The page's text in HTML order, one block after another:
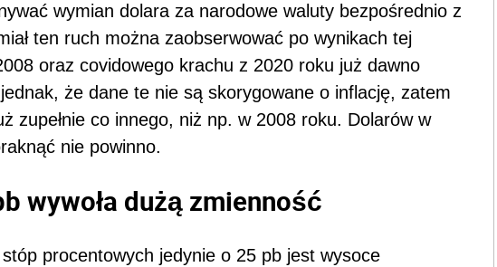
wymian dolara za narodowe waluty bezpośrednio z
ten ruch można zaobserwować po wynikach tej
oraz covidowego krachu z 2020 roku już dawno
że dane te nie są skorygowane o inflację, zatem
zupełnie co innego, niż np. w 2008 roku. Dolarów w
nie powinno.
wywoła dużą zmienność
procentowych jedynie o 25 pb jest wysoce